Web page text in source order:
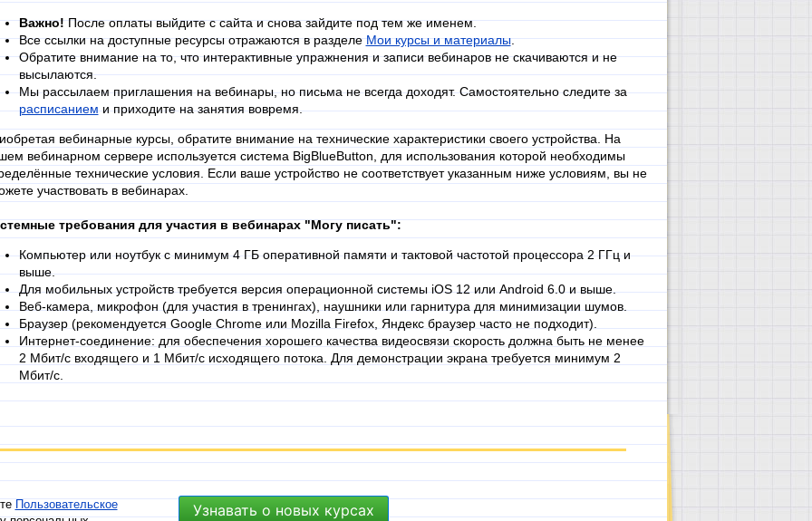
Важно!После оплаты выйдите с сайта и снова зайдите под тем же именем.
Все ссылки на доступные ресурсы отражаются в разделеМои курсы и материалы.
Обратите внимание на то, что интерактивные упражнения и записи вебинаров не скачиваются и не
высылаются.
Мы рассылаем приглашения на вебинары, но письма не всегда доходят. Самостоятельно следите за
расписаниеми приходите на занятия вовремя.
вебинарные курсы, обратите внимание на технические характеристики своего устройства. На
вебинарном сервере используется система BigBlueButton, для использования которой необходимы
технические условия. Если ваше устройство не соответствует указанным ниже условиям, вы не
участвовать в вебинарах.
требования для участия в вебинарах "Могу писать":
Компьютер или ноутбук с минимум 4 ГБ оперативной памяти и тактовой частотой процессора 2 ГГц и
выше.
Для мобильных устройств требуется версия операционной системы iOS 12 или Android 6.0 и выше.
Веб-камера, микрофон (для участия в тренингах), наушники или гарнитура для минимизации шумов.
Браузер (рекомендуется Google Chrome или Mozilla Firefox, Яндекс браузер часто не подходит).
Интернет-соединение: для обеспечения хорошего качества видеосвязи скорость должна быть не менее
2 Мбит/с входящего и 1 Мбит/с исходящего потока. Для демонстрации экрана требуется минимум 2
Мбит/с.
Пользовательское
Узнавать о новых курсах